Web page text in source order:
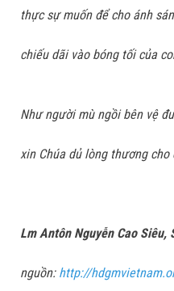
thực sự muốn để cho ánh
chiếu dãi vào bóng tối của
Như người mù ngồi bên vệ
xin Chúa dủ lòng thương cho
Lm Antôn Nguyễn Cao Siêu,
nguồn: http://